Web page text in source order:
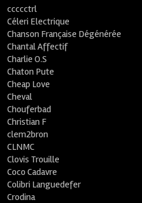
ccccctrl
Céleri Electrique
Chanson Française Dégénérée
Chantal Affectif
Charlie O.S
Chaton Pute
Cheap Love
Cheval
Chouferbad
Christian F
clem2bron
CLNMC
Clovis Trouille
Coco Cadavre
Colibri Languedefer
Crodina